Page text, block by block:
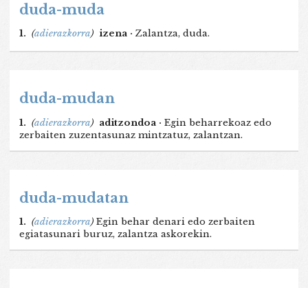
duda-muda
1. (adierazkorra) izena · Zalantza, duda.
duda-mudan
1. (adierazkorra) aditzondoa · Egin beharrekoaz edo
zerbaiten zuzentasunaz mintzatuz, zalantzan.
duda-mudatan
1. (adierazkorra) Egin behar denari edo zerbaiten
egiatasunari buruz, zalantza askorekin.